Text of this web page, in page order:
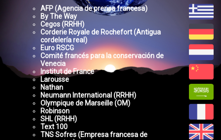
AFP (Agencia de prensa francesa)
By The Way
Cegos (RRHH)
Corderie Royale de Rochefort (Antigua
cordelería real)
Euro RSCG
Comité francés para la conservación de
Venecia
Institut de France
Larousse
Nathan
Neumann International (RRHH)
Olympique de Marseille (OM)
Robinson
SHL (RRHH)
Text 100
TNS Sofres (Empresa francesa de